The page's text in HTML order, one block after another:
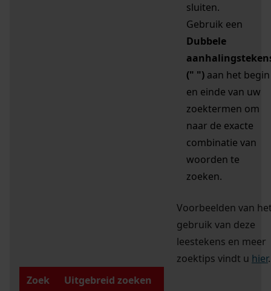
sluiten.
Gebruik een
Dubbele
(" ") aan het begin
en einde van uw
zoektermen om
naar de exacte
combinatie van
woorden te
zoeken.
Voorbeelden van
gebruik van deze
leestekens en meer
zoektips vindt u hier.
Zoek
Uitgebreid zoeken